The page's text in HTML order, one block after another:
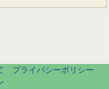
プライバシーポリシー